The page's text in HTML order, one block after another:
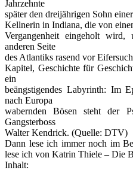
Jahrzehnte
später den dreijährigen Sohn
Kellnerin in Indiana, die von
Vergangenheit eingeholt
anderen Seite
des Atlantiks rasend vor
Kapitel, Geschichte für
ein
beängstigendes Labyrinth: Im
nach Europa
wabernden Bösen steht der
Gangsterboss
Walter Kendrick. (Quelle: DTV)
Dann lese ich immer noch im
lese ich von Katrin Thiele – Die
Inhalt: